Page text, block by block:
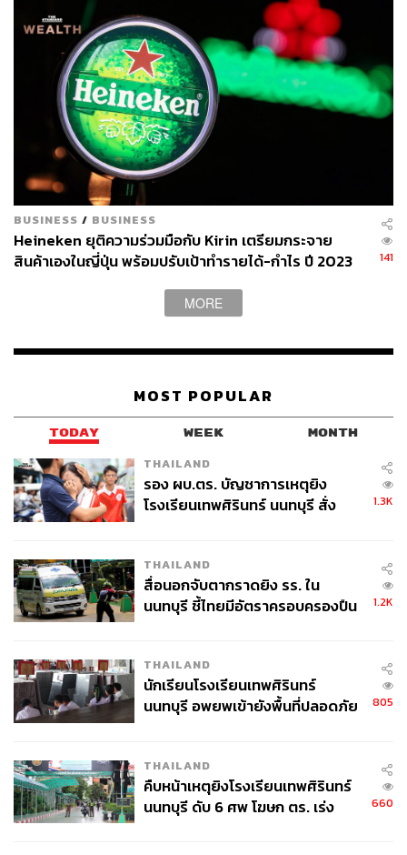
ในวันที่ 26-27 สิงหาคมนี้ ส่งตรงความสนุกพร้อมติดตามราย
ละเอียดกิจกรรมที่อื่นๆ ของไฮเนเก้นได้ทางwww.facebook.c
om/Heinekenและ Instagram @heineken_th หรือแฮชแท็ก
#LiveAccessTH
FYI
Mysterylandคือเทศกาลดนตรีระดับโลกที่นัก
ปาร์ตี้และคอดนตรีอิเล็กทรอนิกส์หลายๆ คนจด
ไว้ในลิสต์เสมอ ถือได้ว่าเป็นต้นกำเนิดแห่ง
เทศกาลดนตรีระดับตำนานที่จัดติดต่อกันมายา
วนานที่สุดในโลกกว่า 24 ปี!
“สันติภาพ ความรัก และดนตรี” คือสามหัวใจ
หลักของงานเทศกาลดนตรีชื่อดูลึกลับนี้
TAGS: Mysteryland Heineken
ภัททภาณี เอกะหิตานนท์
Trasher Bangkok
Live Access
73
อรัณย์ หนองพล
Content Creator ประจำกองไลฟ์สไตล์สำนัก
ข่าว THE STANDARD
BUSINESS / BUSINESS
Heineken ยุติความร่วมมือกับ Kirin เตรียมกระจาย
สินค้าเองในญี่ปุ่น พร้อมปรับเป้าทำรายได้-กำไร ปี 2023
141
MORE
MOST POPULAR
TODAY WEEK MONTH
THAILAND
รอง ผบ.ตร. บัญชาการเหตุยิง
โรงเรียนเทพศิรินทร์ นนทบุรี สั่ง
1.3K
THAILAND
สื่อนอกจับตากราดยิง รร. ใน
นนทบุรี ชี้ไทยมีอัตราครอบครองปืน
1.2K
THAILAND
นักเรียนโรงเรียนเทพศิรินทร์
นนทบุรี อพยพเข้ายังพื้นที่ปลอดภัย
805
THAILAND
คืบหน้าเหตุยิงโรงเรียนเทพศิรินทร์
นนทบุรี ดับ 6 ศพ โฆษก ตร. เร่ง
660